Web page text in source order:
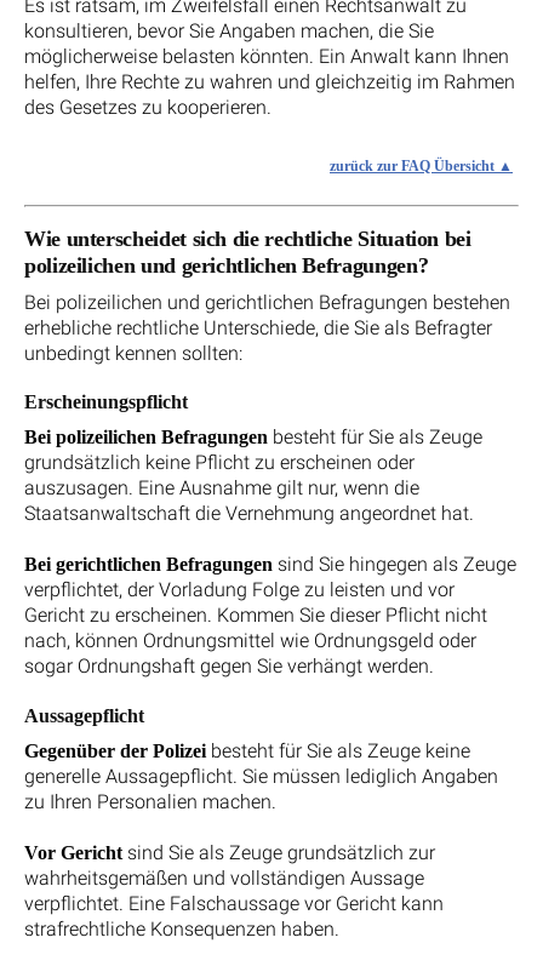
Es ist ratsam, im Zweifelsfall einen Rechtsanwalt zu
konsultieren, bevor Sie Angaben machen, die Sie
möglicherweise belasten könnten. Ein Anwalt kann Ihnen
helfen, Ihre Rechte zu wahren und gleichzeitig im Rahmen
des Gesetzes zu kooperieren.
zurück zur FAQ Übersicht
Wie unterscheidet sich die rechtliche Situation bei
polizeilichen und gerichtlichen Befragungen?
Bei polizeilichen und gerichtlichen Befragungen bestehen
erhebliche rechtliche Unterschiede, die Sie als Befragter
unbedingt kennen sollten:
Erscheinungspflicht
Bei polizeilichen Befragungen besteht für Sie als Zeuge
grundsätzlich keine Pflicht zu erscheinen oder
auszusagen. Eine Ausnahme gilt nur, wenn die
Staatsanwaltschaft die Vernehmung angeordnet hat.
Bei gerichtlichen Befragungen sind Sie hingegen als Zeuge
verpflichtet, der Vorladung Folge zu leisten und vor
Gericht zu erscheinen. Kommen Sie dieser Pflicht nicht
nach, können Ordnungsmittel wie Ordnungsgeld oder
sogar Ordnungshaft gegen Sie verhängt werden.
Aussagepflicht
Gegenüber der Polizeibesteht für Sie als Zeuge keine
generelle Aussagepflicht. Sie müssen lediglich Angaben
zu Ihren Personalien machen.
Vor Gerichtsind Sie als Zeuge grundsätzlich zur
wahrheitsgemäßen und vollständigen Aussage
verpflichtet. Eine Falschaussage vor Gericht kann
strafrechtliche Konsequenzen haben.